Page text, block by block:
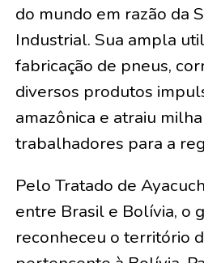
do mundo em razão da
Industrial. Sua ampla
fabricação de pneus,
diversos produtos
amazônica e atraiu
trabalhadores para a
Pelo Tratado de
entre Brasil e Bolívia, o
reconheceu o território